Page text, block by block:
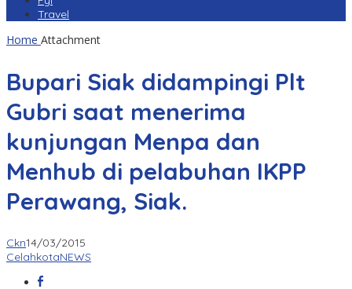
Travel
Home Attachment
Bupari Siak didampingi Plt
Gubri saat menerima
kunjungan Menpa dan
Menhub di pelabuhan IKPP
Perawang, Siak.
Ckn14/03/2015
CelahkotaNEWS